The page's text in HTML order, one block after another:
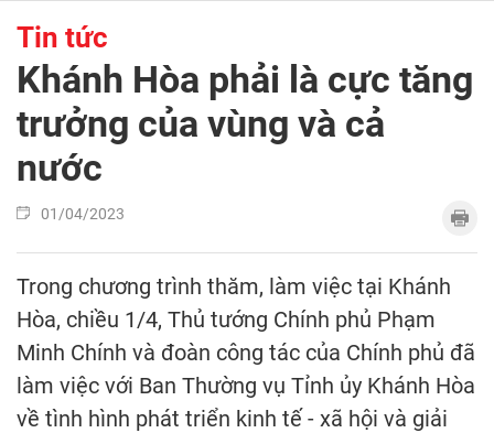
Tin tức
Khánh Hòa phải là cực tăng
trưởng của vùng và cả
nước
01/04/2023
Trong chương trình thăm, làm việc tại Khánh
Hòa, chiều 1/4, Thủ tướng Chính phủ Phạm
Minh Chính và đoàn công tác của Chính phủ đã
làm việc với Ban Thường vụ Tỉnh ủy Khánh Hòa
về tình hình phát triển kinh tế - xã hội và giải